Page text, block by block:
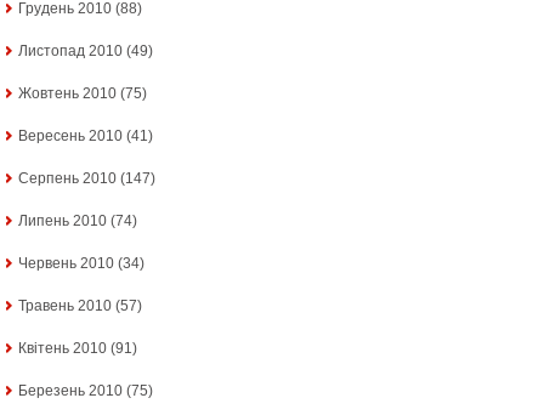
Грудень 2010 (88)
Листопад 2010 (49)
Жовтень 2010 (75)
Вересень 2010 (41)
Серпень 2010 (147)
Липень 2010 (74)
Червень 2010 (34)
Травень 2010 (57)
Квітень 2010 (91)
Березень 2010 (75)